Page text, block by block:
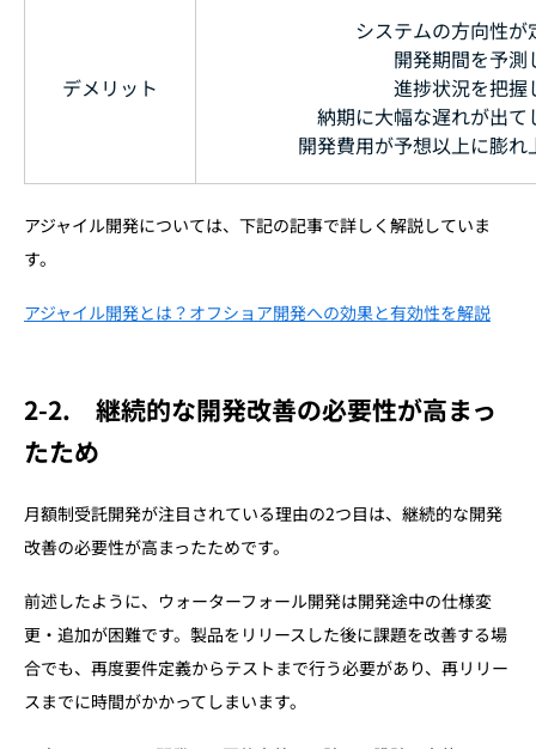
デメリット
システムの方向性が
開発期間を予測
進捗状況を把握
納期に大幅な遅れが出て
開発費用が予想以上に膨
アジャイル開発については、下記の記事で詳しく解説していま
す。
アジャイル開発とは？オフショア開発への効果と有効性を解説
2-2. 継続的な開発改善の必要性が高まっ
たため
月額制受託開発が注目されている理由の2つ目は、継続的な開発
改善の必要性が高まったためです。
前述したように、ウォーターフォール開発は開発途中の仕様変
更・追加が困難です。製品をリリースした後に課題を改善する場
合でも、再度要件定義からテストまで行う必要があり、再リリー
スまでに時間がかかってしまいます。